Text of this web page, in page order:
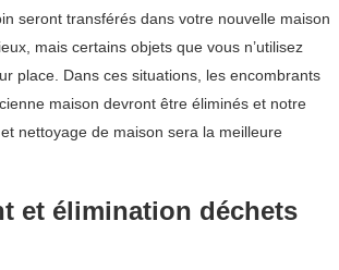
seront transférés dans votre nouvelle maison
mais certains objets que vous n’utilisez
place. Dans ces situations, les encombrants
maison devront être éliminés et notre
nettoyage de maison sera la meilleure
et élimination déchets